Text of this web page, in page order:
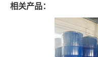
相关产品：